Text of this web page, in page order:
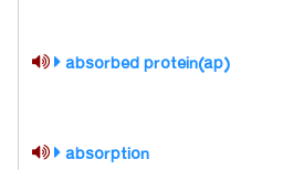
absorbed protein(ap)
absorption